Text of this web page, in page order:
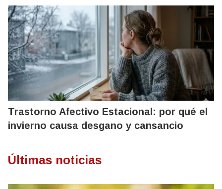
Trastorno Afectivo Estacional: por qué el
invierno causa desgano y cansancio
Últimas noticias